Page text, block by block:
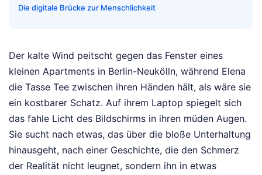
Die digitale Brücke zur Menschlichkeit
Der kalte Wind peitscht gegen das Fenster eines
kleinen Apartments in Berlin-Neukölln, während Elena
die Tasse Tee zwischen ihren Händen hält, als wäre sie
ein kostbarer Schatz. Auf ihrem Laptop spiegelt sich
das fahle Licht des Bildschirms in ihren müden Augen.
Sie sucht nach etwas, das über die bloße Unterhaltung
hinausgeht, nach einer Geschichte, die den Schmerz
der Realität nicht leugnet, sondern ihn in etwas